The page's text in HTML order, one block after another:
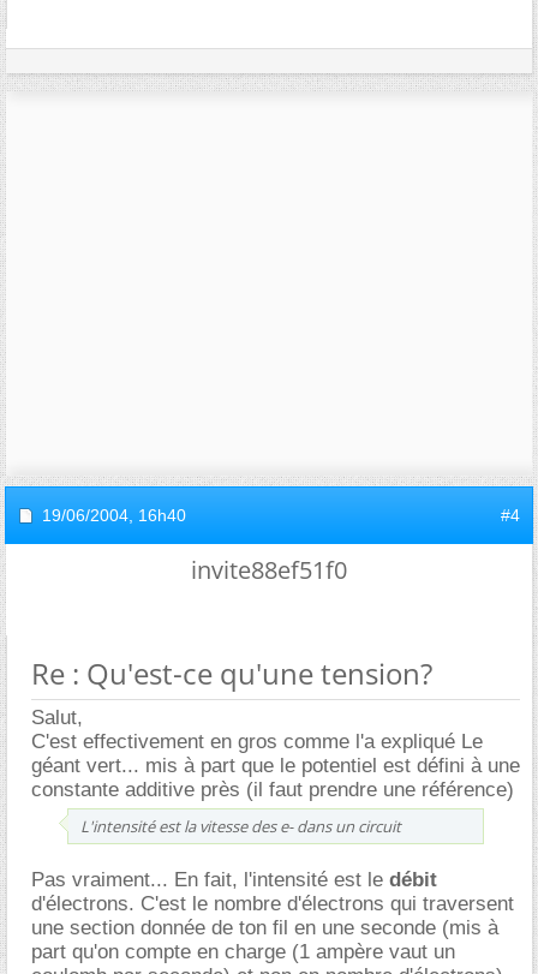
19/06/2004, 16h40 #4
invite88ef51f0
Re : Qu'est-ce qu'une tension?
Salut,
C'est effectivement en gros comme l'a expliqué Le
géant vert... mis à part que le potentiel est défini à une
constante additive près (il faut prendre une référence)
L'intensité est la vitesse des e- dans un circuit
Pas vraiment... En fait, l'intensité est le débit
d'électrons. C'est le nombre d'électrons qui traversent
une section donnée de ton fil en une seconde (mis à
part qu'on compte en charge (1 ampère vaut un